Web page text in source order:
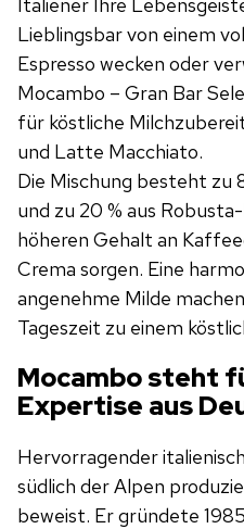
Lieblingsbar von einem
Espresso wecken oder
Mocambo – Gran Bar
für köstliche
und Latte Macchiato.
Die Mischung besteht zu
und zu 20 % aus
höheren Gehalt an
Crema sorgen. Eine
angenehme Milde
Tageszeit zu einem
Mocambo steht
Expertise aus
Hervorragender
südlich der Alpen
beweist. Er gründete